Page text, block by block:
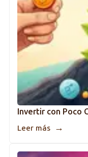
Invertir con Poco
Leer más →